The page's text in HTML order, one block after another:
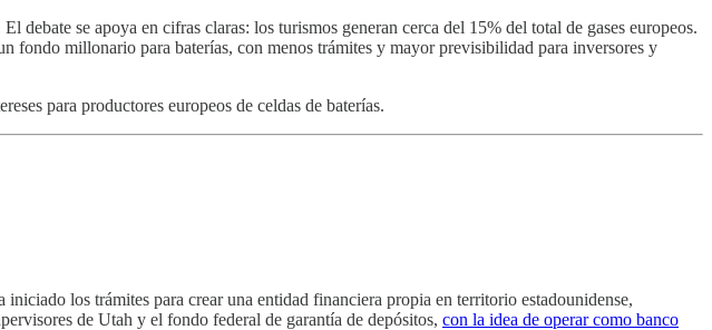
se apoya en cifras claras: los turismos generan cerca del 15% del total de gases europeos.
fondo millonario para baterías, con menos trámites y mayor previsibilidad para inversores y
para productores europeos de celdas de baterías.
los trámites para crear una entidad financiera propia en territorio estadounidense,
de Utah y el fondo federal de garantía de depósitos, con la idea de operar como banco